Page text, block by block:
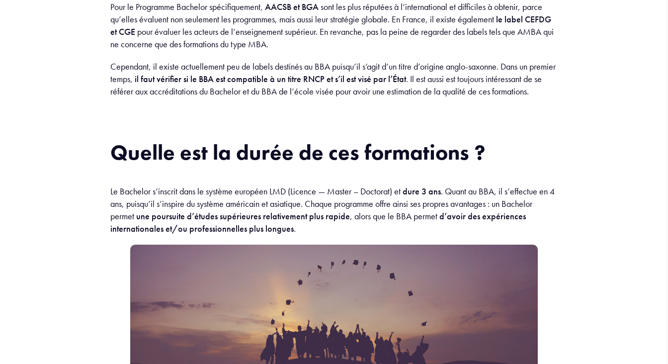
Pour le Programme Bachelor spécifiquement, AACSB et BGAsont les plus réputées à l’international et difficiles à obtenir, parce
qu’elles évaluent non seulement les programmes, mais aussi leur stratégie globale. En France, il existe également le label CEFDG
et CGE pour évaluer les acteurs de l’enseignement supérieur. En revanche, pas la peine de regarder des labels tels que AMBA qui
ne concerne que des formations du type MBA.
Cependant, il existe actuellement peu de labels destinés au BBA puisqu’il s’agit d’un titre d’origine anglo-saxonne. Dans un premier
temps, il faut vérifier si le BBA est compatible à un titre RNCP et s’il est visé par l’État. Il est aussi est toujours intéressant de se
référer aux accréditations du Bachelor et du BBA de l’école visée pour avoir une estimation de la qualité de ces formations.
Quelle est la durée de ces formations ?
Le Bachelor s’inscrit dans le système européen LMD (Licence — Master – Doctorat) etdure 3 ans. Quant au BBA, il s’effectue en 4
ans, puisqu’il s’inspire du système américain et asiatique. Chaque programme offre ainsi ses propres avantages : un Bachelor
permet une poursuite d’études supérieures relativement plus rapide, alors que le BBA permetd’avoir des expériences
internationales et/ou professionnelles plus longues.